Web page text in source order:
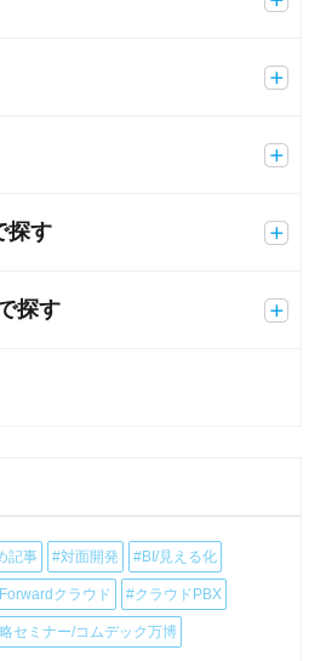
探す
探す
記事 #対面開発 #BI/見える化
クラウド #クラウドPBX
セミナー/コムデック万博